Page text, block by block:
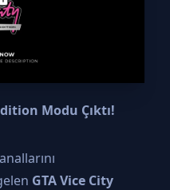
Modu Çıktı!
GTA Vice City